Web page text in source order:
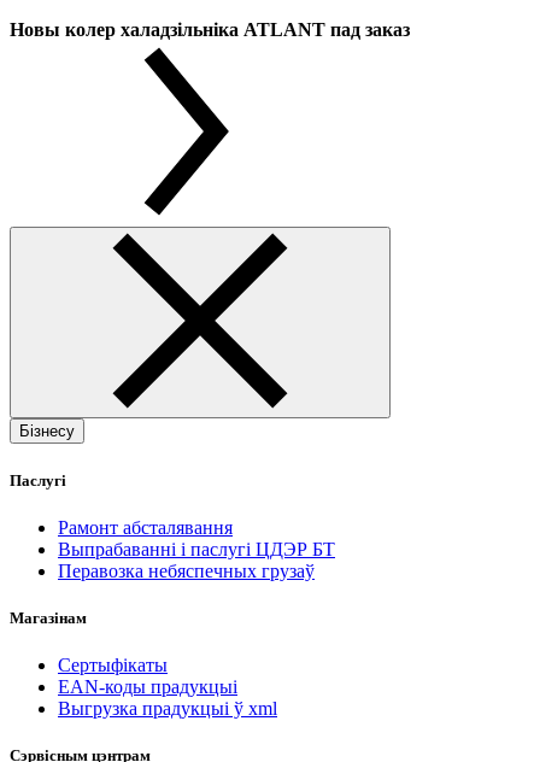
Новы колер халадзільніка ATLANT пад заказ
Бізнесу
Паслугі
Рамонт абсталявання
Выпрабаванні і паслугі ЦДЭР БТ
Перавозка небяспечных грузаў
Магазінам
Сертыфікаты
EAN-коды прадукцыі
Выгрузка прадукцыі ў xml
Сэрвісным цэнтрам